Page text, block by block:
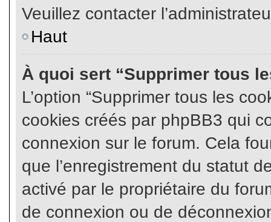
Veuillez contacter
Haut
À quoi sert “Supprimer tous
L’option “Supprimer tous les
cookies créés par phpBB3 qui
connexion sur le forum. Cela
que l’enregistrement du statut
activé par le propriétaire du
de connexion ou de